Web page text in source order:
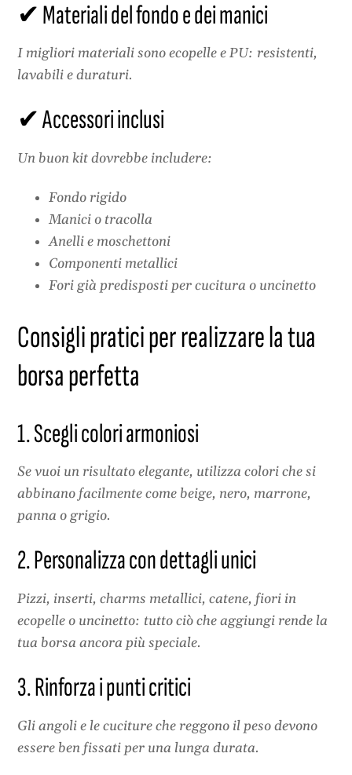
✔ Materiali del fondo e dei manici
I migliori materiali sono ecopelle e PU: resistenti,
lavabili e duraturi.
✔ Accessori inclusi
Un buon kit dovrebbe includere:
Fondo rigido
Manici o tracolla
Anelli e moschettoni
Componenti metallici
Fori già predisposti per cucitura o uncinetto
Consigli pratici per realizzare la tua
borsa perfetta
1. Scegli colori armoniosi
Se vuoi un risultato elegante, utilizza colori che si
abbinano facilmente come beige, nero, marrone,
panna o grigio.
2. Personalizza con dettagli unici
Pizzi, inserti, charms metallici, catene, fiori in
ecopelle o uncinetto: tutto ciò che aggiungi rende la
tua borsa ancora più speciale.
3. Rinforza i punti critici
Gli angoli e le cuciture che reggono il peso devono
essere ben fissati per una lunga durata.